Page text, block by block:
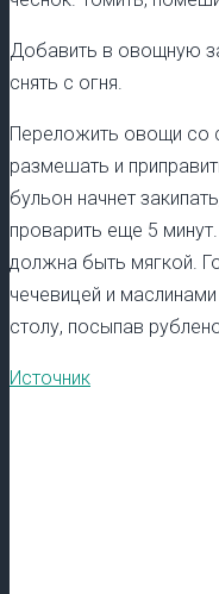
Добавить в овощную
снять с огня.
Переложить овощи со
размешать и
бульон начнет
проварить еще 5
должна быть мягкой.
чечевицей и
столу, посыпав
Источник